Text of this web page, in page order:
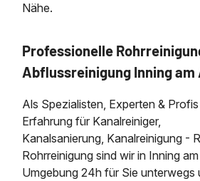
Nähe.
Professionelle
Abflussreinigung Inning am
Als Spezialisten, Experten &
Erfahrung für Kanalreiniger,
Kanalsanierung, Kanalreinigung -
Rohrreinigung sind wir in Inning
Umgebung 24h für Sie unterwegs